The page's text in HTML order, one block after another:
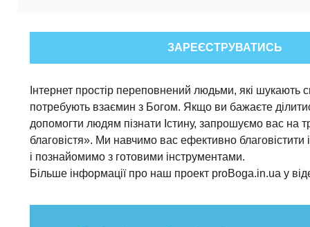
ЗАРЕЄСТРУВАТИСЬ
Інтернет простір переповнений людьми, які шукають
потребують взаємин з Богом. Якщо ви бажаєте
допомогти людям пізнати Істину, запрошуємо вас на
благовістя». Ми навчимо вас ефективно благовістити
і познайомимо з готовими інструментами.
Більше інформації про наш проект proBoga.in.ua у